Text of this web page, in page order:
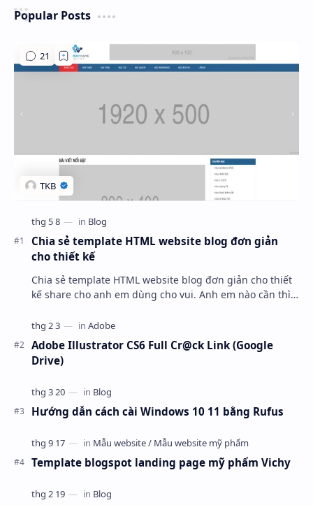
Popular Posts
Chia sẻ template HTML website blog đơn giản
cho thiết kế
Chia sẻ template HTML website blog đơn giản cho thiết
kế share cho anh em dùng cho vui. Anh em nào cần thì
Adobe Illustrator CS6 Full Cr@ck Link (Google
Drive)
Hướng dẫn cách cài Windows 10 11 bằng Rufus
Template blogspot landing page mỹ phẩm Vichy